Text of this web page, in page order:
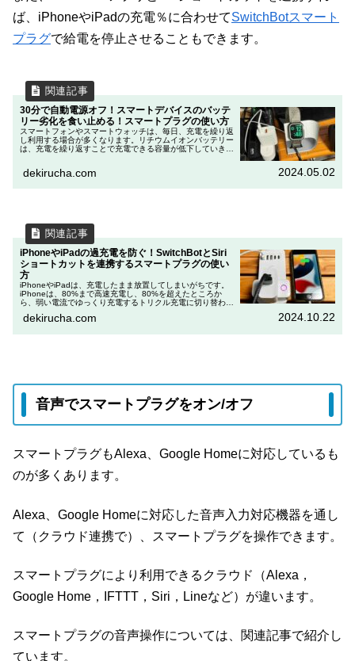
ば、iPhoneやiPadの充電％に合わせてSwitchBotスマート
プラグで給電を停止させることもできます。
30分で自動電源オフ！スマートデバイスのバッテ
リー劣化を食い止める！スマートプラグの使い方
スマートフォンやスマートウォッチは、毎日、充電を繰り返
し利用する場合が多くなります。リチウムイオンバッテリー
は、充電を繰り返すことで充電できる容量が低下していきま
dekirucha.com 2024.05.02
iPhoneやiPadの過充電を防ぐ！SwitchBotとSiri
ショートカットを連携するスマートプラグの使い
方
iPhoneやiPadは、充電したまま放置してしまいがちです。
iPhoneは、80%まで高速充電し、80%を超えたところか
ら、弱い電流でゆっくり充電するトリクル充電に切り替わ
満充電のまま...
dekirucha.com 2024.10.22
音声でスマートプラグをオン/オフ
スマートプラグもAlexa、Google Homeに対応しているも
のが多くあります。
Alexa、Google Homeに対応した音声入力対応機器を通し
て（クラウド連携で）、スマートプラグを操作できます。
スマートプラグにより利用できるクラウド（Alexa，
Google Home，IFTTT，Siri，Lineなど）が違います。
スマートプラグの音声操作については、関連記事で紹介し
ています。